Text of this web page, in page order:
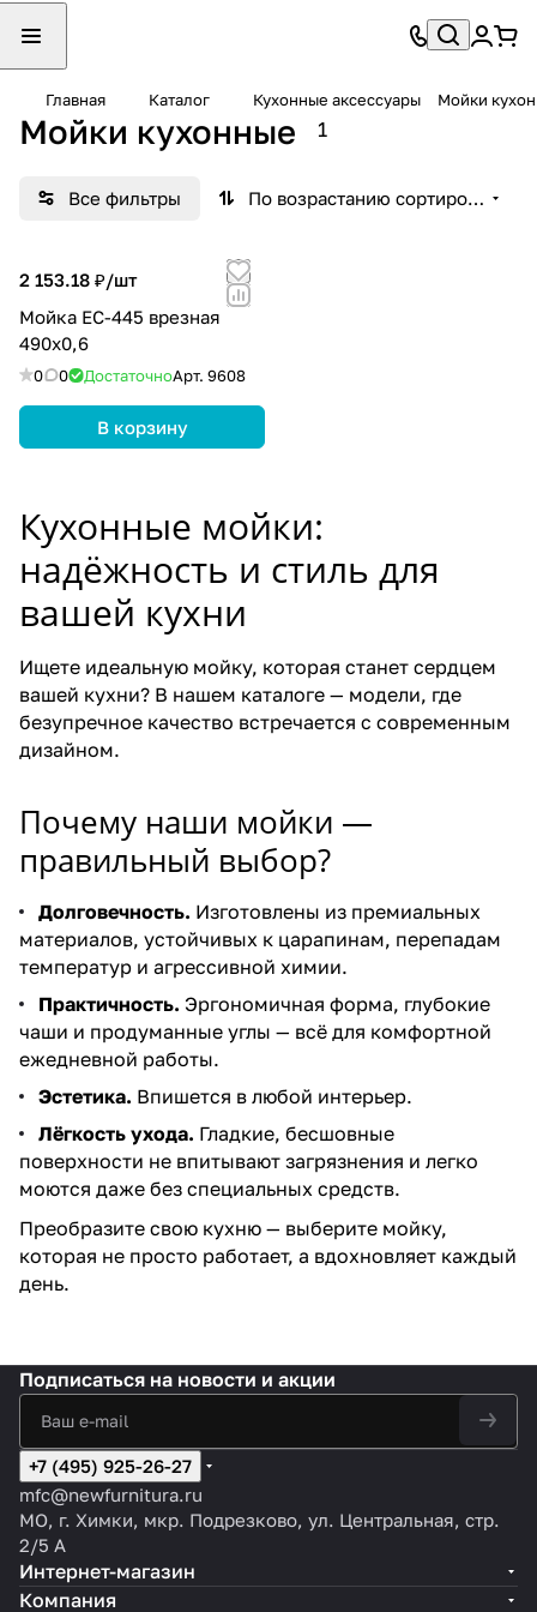
Главная Каталог Кухонные аксессуары Мойки
Мойки кухонные 1
Все фильтры
2 153.18 ₽/шт
Мойка ЕС-445 врезная
490x0,6
0 0 ДостаточноАрт. 9608
В корзину
Кухонные мойки:
надёжность и стиль для
вашей кухни
Ищете идеальную мойку, которая станет сердцем
вашей кухни? В нашем каталоге — модели, где
безупречное качество встречается с современным
дизайном.
Почему наши мойки —
правильный выбор?
Долговечность. Изготовлены из премиальных
материалов, устойчивых к царапинам, перепадам
температур и агрессивной химии.
Практичность. Эргономичная форма, глубокие
чаши и продуманные углы — всё для комфортной
ежедневной работы.
Эстетика. Впишется в любой интерьер.
Лёгкость ухода. Гладкие, бесшовные
поверхности не впитывают загрязнения и легко
моются даже без специальных средств.
Преобразите свою кухню — выберите мойку,
которая не просто работает, а вдохновляет каждый
день.
Подписаться на новости и акции
+7 (495) 925-26-27
mfc@newfurnitura.ru
МО, г. Химки, мкр. Подрезково, ул. Центральная, стр.
2/5 А
Интернет-магазин
Компания